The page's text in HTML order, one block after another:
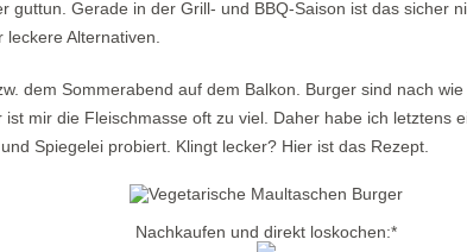
guttun. Gerade in der Grill- und BBQ-Saison ist das sicher
leckere Alternativen.
dem Sommerabend auf dem Balkon. Burger sind nach
ist mir die Fleischmasse oft zu viel. Daher habe ich letztens
Spiegelei probiert. Klingt lecker? Hier ist das Rezept.
Nachkaufen und direkt loskochen:*